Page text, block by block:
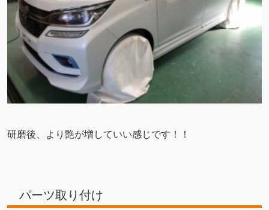
研磨後、より艶が増していい感じです！！
パーツ取り付け